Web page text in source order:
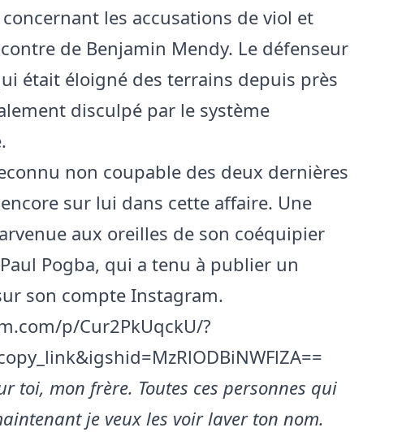
les accusations de viol et
de Benjamin Mendy. Le défenseur
était éloigné des terrains depuis près
disculpé par le système
non coupable des deux dernières
sur lui dans cette affaire. Une
aux oreilles de son coéquipier
Pogba, qui a tenu à publier un
son compte Instagram.
p/Cur2PkUqckU/?
toi, mon frère. Toutes ces personnes qui
je veux les voir laver ton nom.